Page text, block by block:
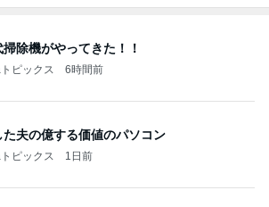
除機がやってきた！！
ピックス 6時間前
た夫の億する価値のパソコン
ピックス 1日前